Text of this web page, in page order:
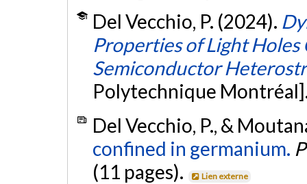
Del Vecchio, P. (2024).
Properties of Light
Semiconductor
Polytechnique
Del Vecchio, P., &
confined in germanium.
(11 pages).
Lien externe